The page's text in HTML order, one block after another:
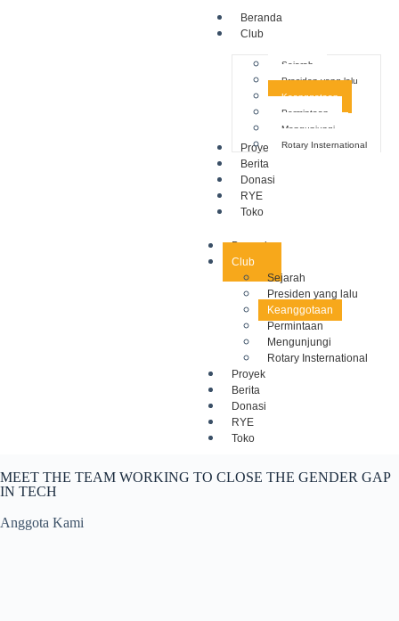
Beranda
Club
Sejarah
Presiden yang lalu
Keanggotaan
Permintaan
Mengunjungi
Rotary Insternational
Proyek
Berita
Donasi
RYE
Toko
Beranda
Club
Sejarah
Presiden yang lalu
Keanggotaan
Permintaan
Mengunjungi
Rotary Insternational
Proyek
Berita
Donasi
RYE
Toko
MEET THE TEAM WORKING TO CLOSE THE GENDER GAP
IN TECH
Anggota Kami